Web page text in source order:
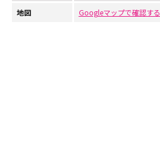
地図 Googleマップで確認する